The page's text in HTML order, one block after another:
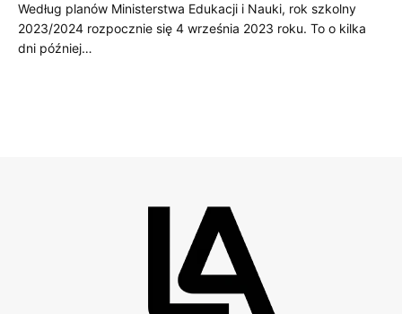
Według planów Ministerstwa Edukacji i Nauki, rok szkolny
2023/2024 rozpocznie się 4 września 2023 roku. To o kilka
dni później…